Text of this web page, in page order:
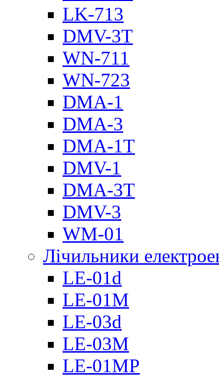
LK-713
DMV-3T
WN-711
WN-723
DMA-1
DMA-3
DMA-1T
DMV-1
DMА-3T
DMV-3
WM-01
Лічильники
LE-01d
LE-01M
LE-03d
LE-03M
LE-01MP